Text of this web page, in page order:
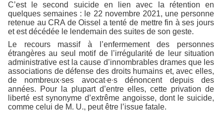
C’est le second suicide en lien avec la rétention en
quelques semaines : le 22 novembre 2021, une personne
retenue au CRA de Oissel a tenté de mettre fin à ses jours
et est décédée le lendemain des suites de son geste.
Le recours massif à l’enfermement des personnes
étrangères au seul motif de l’irrégularité de leur situation
administrative est la cause d’innombrables drames que les
associations de défense des droits humains et, avec elles,
de nombreux∙ses avocat∙e∙s dénoncent depuis des
années. Pour la plupart d’entre elles, cette privation de
liberté est synonyme d’extrême angoisse, dont le suicide,
comme celui de M. U., peut être l’issue fatale.